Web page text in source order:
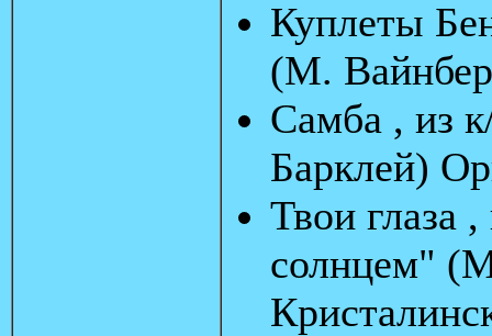
Куплеты
(М.
Самба , из
Барклей)
Твои глаза
солнцем"